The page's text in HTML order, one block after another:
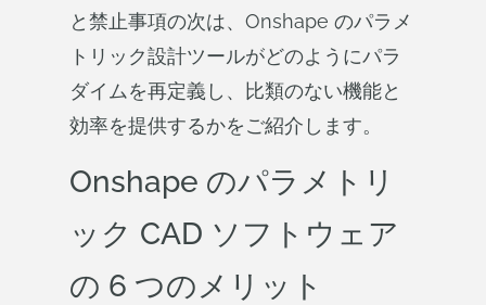
と禁止事項の次は、Onshape のパラメ
トリック設計ツールがどのようにパラ
ダイムを再定義し、比類のない機能と
効率を提供するかをご紹介します。
Onshape のパラメトリ
ック CAD ソフトウェア
の 6 つのメリット